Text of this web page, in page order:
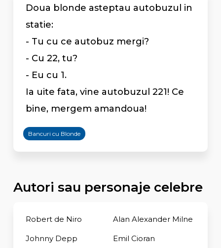
Doua blonde asteptau autobuzul in
statie:
- Tu cu ce autobuz mergi?
- Cu 22, tu?
- Eu cu 1.
Ia uite fata, vine autobuzul 221! Ce
bine, mergem amandoua!
Bancuri cu Blonde
Autori sau personaje celebre
Robert de Niro Alan Alexander Milne
Johnny Depp Emil Cioran